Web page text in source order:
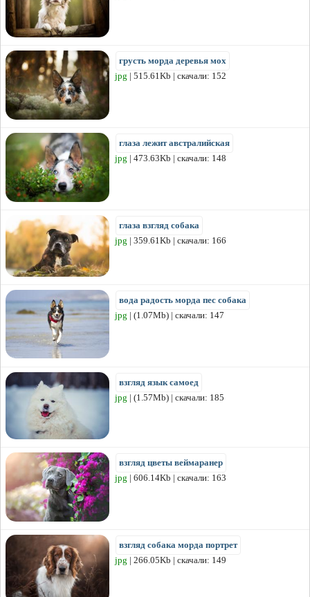
грусть морда деревья мох
jpg | 515.61Kb | скачали: 152
глаза лежит австралийская
jpg | 473.63Kb | скачали: 148
глаза взгляд собака
jpg | 359.61Kb | скачали: 166
вода радость морда пес собака
jpg | (1.07Mb) | скачали: 147
взгляд язык самоед
jpg | (1.57Mb) | скачали: 185
взгляд цветы веймаранер
jpg | 606.14Kb | скачали: 163
взгляд собака морда портрет
jpg | 266.05Kb | скачали: 149